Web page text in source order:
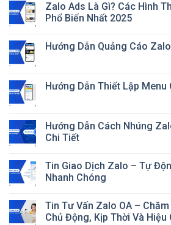
Zalo Ads Là Gì? Các Hình
Phổ Biến Nhất 2025
Hướng Dẫn Quảng Cáo
Hướng Dẫn Thiết Lập Menu
Hướng Dẫn Cách Nhúng
Chi Tiết
Tin Giao Dịch Zalo – Tự
Nhanh Chóng
Tin Tư Vấn Zalo OA –
Chủ Động, Kịp Thời Và Hiệu